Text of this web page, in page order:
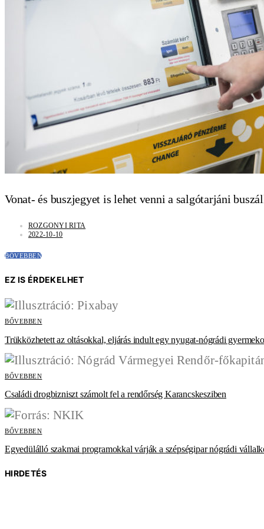
Vonat- és buszjegyet is lehet venni a salgótarjáni
ROZGONYI RITA
2022-10-10
BŐVEBBEN
EZ IS ÉRDEKELHET
BŐVEBBEN
Trükközhetett az oltásokkal, eljárás indult egy nyugat-nógrádi
BŐVEBBEN
Családi drogbizniszt számolt fel a rendőrség Karancskesziben
BŐVEBBEN
Egyedülálló szakmai programokkal várják a szépségipar nógrádi
HIRDETÉS